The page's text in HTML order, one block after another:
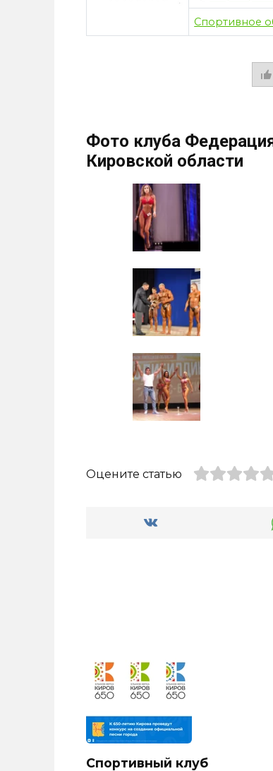
Спортивное
Фото клуба
Кировской области
Оцените статью
Спортивный клуб